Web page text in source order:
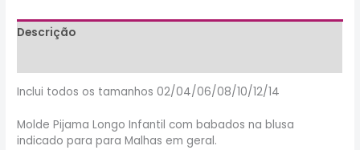
Descrição
Inclui todos os tamanhos 02/04/06/08/10/12/14
Molde Pijama Longo Infantil com babados na blusa
indicado para para Malhas em geral.